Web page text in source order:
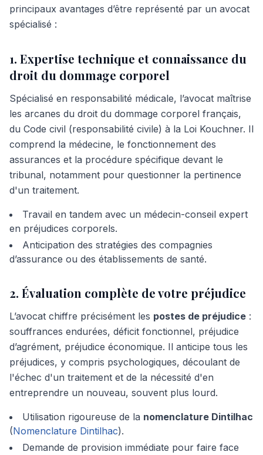
principaux avantages d’être représenté par un avocat
spécialisé :
1. Expertise technique et connaissance du
droit du dommage corporel
Spécialisé en responsabilité médicale, l’avocat maîtrise
les arcanes du droit du dommage corporel français,
du Code civil (responsabilité civile) à la Loi Kouchner. Il
comprend la médecine, le fonctionnement des
assurances et la procédure spécifique devant le
tribunal, notamment pour questionner la pertinence
d'un traitement.
Travail en tandem avec un médecin-conseil expert
en préjudices corporels.
Anticipation des stratégies des compagnies
d’assurance ou des établissements de santé.
2. Évaluation complète de votre préjudice
L’avocat chiffre précisément les postes de préjudice :
souffrances endurées, déficit fonctionnel, préjudice
d’agrément, préjudice économique. Il anticipe tous les
préjudices, y compris psychologiques, découlant de
l'échec d'un traitement et de la nécessité d'en
entreprendre un nouveau, souvent plus lourd.
Utilisation rigoureuse de la nomenclature Dintilhac
(Nomenclature Dintilhac).
Demande de provision immédiate pour faire face